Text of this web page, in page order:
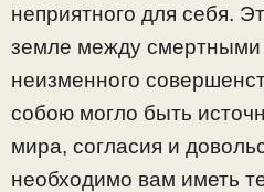
неприятного для себя.
земле между смертными
неизменного
собою могло быть
мира, согласия и
необходимо вам иметь